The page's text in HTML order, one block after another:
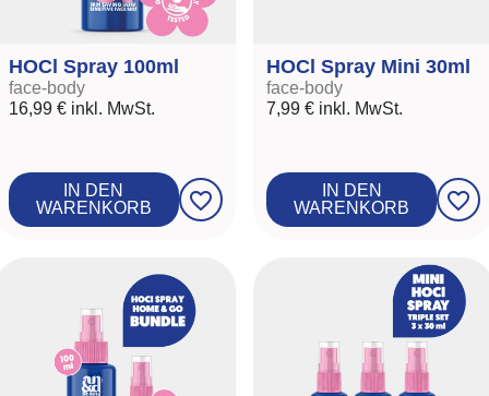
HOCl Spray 100ml
face-body
16,99 € inkl. MwSt.
IN DEN
WARENKORB
favorite_border
HOCl Spray Mini 30ml
face-body
7,99 € inkl. MwSt.
IN DEN
WARENKORB
favorite_border